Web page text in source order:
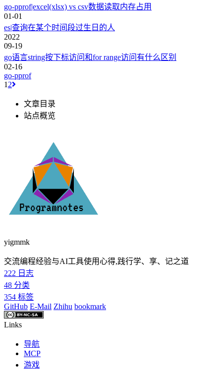
go-pprof|excel(xlsx) vs csv数据读取内存占用
01-01
es|查询在某个时间段过生日的人
2022
09-19
go语言string按下标访问和for range访问有什么区别
02-16
go-pprof
1 2
文章目录
站点概览
yigmmk
交流编程经验与AI工具使用心得,践行学、享、记之道
222 日志
48 分类
354 标签
GitHub E-Mail Zhihu bookmark
Links
导航
MCP
游戏